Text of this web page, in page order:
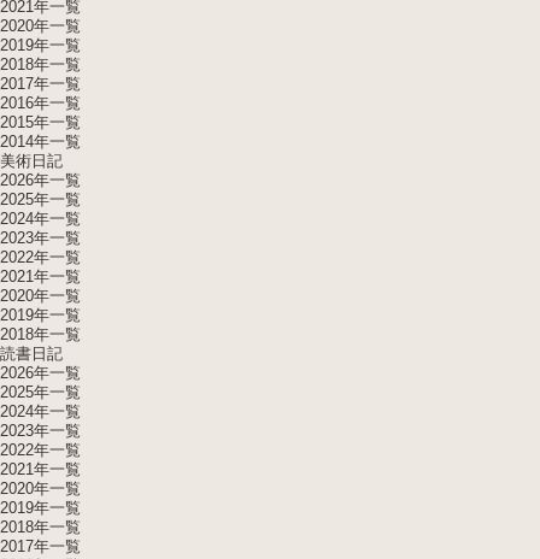
2021年一覧
2020年一覧
2019年一覧
2018年一覧
2017年一覧
2016年一覧
2015年一覧
2014年一覧
美術日記
2026年一覧
2025年一覧
2024年一覧
2023年一覧
2022年一覧
2021年一覧
2020年一覧
2019年一覧
2018年一覧
読書日記
2026年一覧
2025年一覧
2024年一覧
2023年一覧
2022年一覧
2021年一覧
2020年一覧
2019年一覧
2018年一覧
2017年一覧